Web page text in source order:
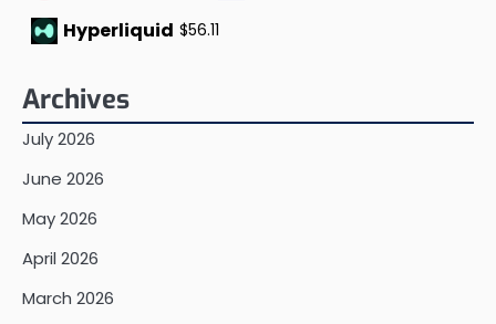
Hyperliquid $56.11
Archives
July 2026
June 2026
May 2026
April 2026
March 2026